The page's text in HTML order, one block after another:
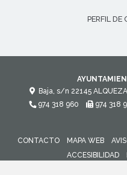
PERFIL
Baja, s/n 22145
974 318 960
974 318
CONTACTO MAPA WEB
ACCESIBILIDAD